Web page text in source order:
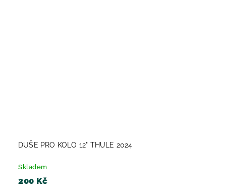
DUŠE PRO KOLO 12" THULE 2024
Skladem
200 Kč